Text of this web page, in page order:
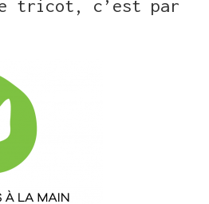
tricot, c’est par